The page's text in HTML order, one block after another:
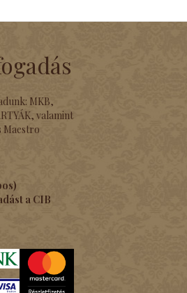
MKB,
valamint
Maestro
a CIB